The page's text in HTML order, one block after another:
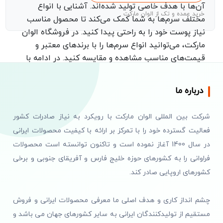
آن‌ها با هدف خاصی تولید شده‌اند. آشنایی با انواع
مختلف سرم‌ها به شما کمک می‌کند تا محصول مناسب
نیاز پوست خود را به راحتی پیدا کنید. در فروشگاه الوان
مارکت، می‌توانید انواع سرم‌ها را با برندهای معتبر و
قیمت‌های مناسب مشاهده و مقایسه کنید. در ادامه با
می‌شویم.
سرم ویتامین C یکی از پرطرفدارترین سرم‌های تقویت
کننده پوست است که به خاطر خواص آنتی‌اکسیدانی
قوی خود شهرت دارد. ویتامین C به عنوان یک
آنتی‌اکسیدان قدرتمند، از پوست در برابر رادیکال‌های آ
محیطی و آلودگی‌ها محافظت می‌کند. همچنین این سرم
شدن پوست و کاهش لکه‌های تیره می‌شود. سرم
ویتامین C مناسب برای افرادی است که با مشکل کدری
خرید عمده و تک از الوان مارکت
درباره ما
شرکت بین المللی الوان مارکت با رویکرد به نیاز صادرات کشور
فعالیت گسترده خود را با تمرکز بر ارائه با کیفیت محصولات ایرانی
در سال 1400 آغاز نموده است و تاکنون توانسته است محصولات
فراوانی را به کشورهای حوزه خلیج فارس و آفریقای جنوبی و برخی
کشورهای اروپایی صادر کند.
چشم انداز کاری و هدف اصلی ما معرفی محصولات ایرانی و فروش
مستقیم از تولیدکنندگان ایرانی به سایر کشورهای جهان می باشد و